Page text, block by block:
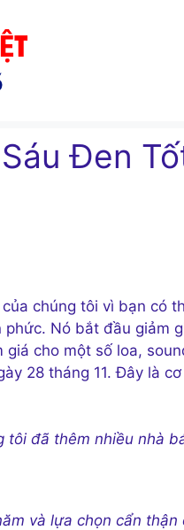
Đen
chúng tôi vì bạn có
Nó bắt đầu giảm
cho một số loa,
28 tháng 11. Đây là
tôi đã thêm nhiều nhà
và lựa chọn cẩn